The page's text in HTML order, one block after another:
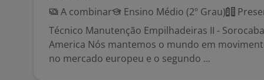
A combinar
Ensino Médio (2º Grau)
Técnico Manutenção Empilhadeiras II -
America Nós mantemos o mundo em
no mercado europeu e o segundo ...